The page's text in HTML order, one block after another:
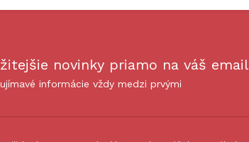
novinky priamo na váš email
informácie vždy medzi prvými